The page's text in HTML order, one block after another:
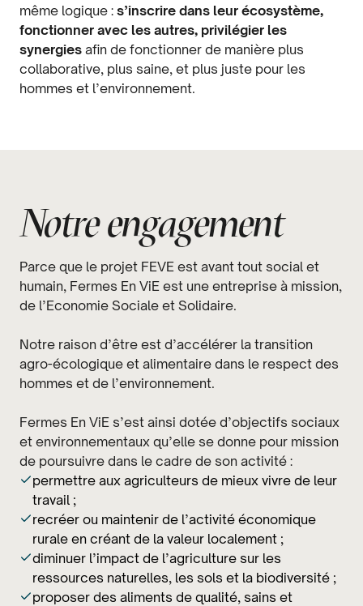
même logique : s’inscrire dans leur écosystème,
fonctionner avec les autres, privilégier les
synergies afin de fonctionner de manière plus
collaborative, plus saine, et plus juste pour les
hommes et l’environnement.
Notre engagement
Parce que le projet FEVE est avant tout social et
humain, Fermes En ViE est une entreprise à mission,
de l’Economie Sociale et Solidaire.
Notre raison d’être est d’accélérer la transition
agro-écologique et alimentaire dans le respect des
hommes et de l’environnement.
Fermes En ViE s’est ainsi dotée d’objectifs sociaux
et environnementaux qu’elle se donne pour mission
de poursuivre dans le cadre de son activité :
permettre aux agriculteurs de mieux vivre de leur
travail ;
recréer ou maintenir de l’activité économique
rurale en créant de la valeur localement ;
diminuer l’impact de l’agriculture sur les
ressources naturelles, les sols et la biodiversité ;
proposer des aliments de qualité, sains et